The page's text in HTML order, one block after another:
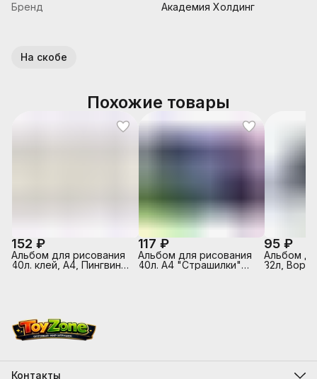
Бренд
Академия Холдинг
На скобе
Похожие товары
152 ₽
Альбом для рисования
40л. клей, А4, Пингвины
117 ₽
Альбом для рисования
40л. А4 "Страшилки"
95 ₽
Альбом д/
32л,
Контакты